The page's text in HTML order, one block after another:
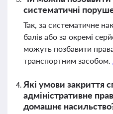
систематичні
Так, за систематичне
балів або за окремі
можуть позбавити
транспортним засобом.
Які умови закриття
адміністративне
домашнє